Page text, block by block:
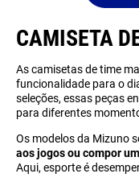
CAMISETA
As camisetas de time
funcionalidade para o
seleções, essas peças
para diferentes
Os modelos da Mizuno
aos jogos ou compor
Aqui, esporte é